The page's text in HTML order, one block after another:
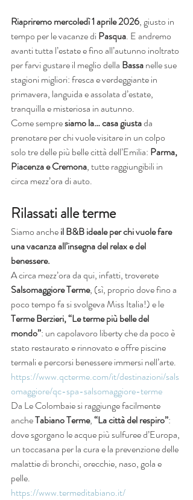
Riapriremo mercoledì 1 aprile 2026, giusto in
tempo per le vacanze di Pasqua. E andremo
avanti tutta l’estate e fino all’autunno inoltrato
per farvi gustare il meglio della Bassa nelle sue
stagioni migliori: fresca e verdeggiante in
primavera, languida e assolata d’estate,
tranquilla e misteriosa in autunno.
Come sempre siamo la… casa giusta da
prenotare per chi vuole visitare in un colpo
solo tre delle più belle città dell’Emilia: Parma,
Piacenza e Cremona, tutte raggiungibili in
circa mezz’ora di auto.
Rilassati alle terme
Siamo anche il B&B ideale per chi vuole fare
una vacanza all’insegna del relax e del
benessere.
A circa mezz’ora da qui, infatti, troverete
Salsomaggiore Terme, (sì, proprio dove fino a
poco tempo fa si svolgeva Miss Italia!) e le
Terme Berzieri,“Le terme più belle del
mondo”: un capolavoro liberty che da poco è
stato restaurato e rinnovato e offre piscine
termali e percorsi benessere immersi nell’arte.
https://www.qcterme.com/it/destinazioni/sals
omaggiore/qc-spa-salsomaggiore-terme
Da Le Colombaie si raggiunge facilmente
anche Tabiano Terme, “La città del respiro”:
dove sgorgano le acque più sulfuree d’Europa,
un toccasana per la cura e la prevenzione delle
malattie di bronchi, orecchie, naso, gola e
pelle.
https://www.termeditabiano.it/